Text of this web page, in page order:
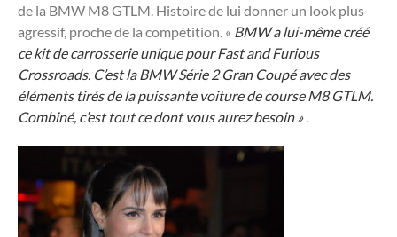
de la BMW M8 GTLM. Histoire de lui donner un look plus
agressif, proche de la compétition. « BMW a lui-même créé
ce kit de carrosserie unique pour Fast and Furious
Crossroads. C’est la BMW Série 2 Gran Coupé avec des
éléments tirés de la puissante voiture de course M8 GTLM.
Combiné, c’est tout ce dont vous aurez besoin ».